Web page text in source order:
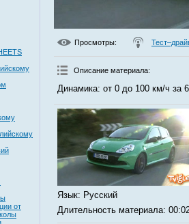
от
Просмотры:
Описание материала:
Динамика: от 0 до 100 км/ч за
Язык: Русский
Длительность материала: